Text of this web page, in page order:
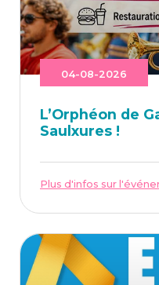
04-08-2026
L’Or­phéon de
Saulxures !
Plus d'infos sur